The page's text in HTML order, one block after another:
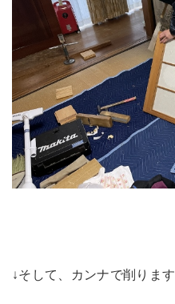
↓そして、カンナで削ります